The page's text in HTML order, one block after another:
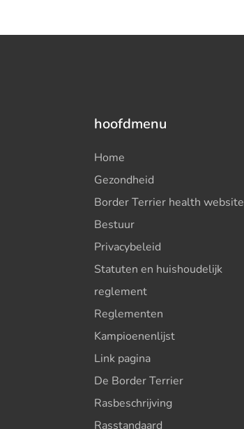
hoofdmenu
Home
Gezondheid
Border Terrier health website
Bestuur
Privacybeleid
Statuten en huishoudelijk
reglement
Reglementen
Kampioenenlijst
Link pagina
De Border Terrier
Rasbeschrijving
Rasstandaard